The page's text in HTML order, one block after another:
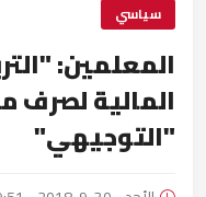
سياسي
المعلمين:
المالية
"التوجيهي"